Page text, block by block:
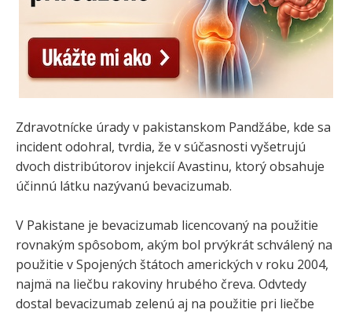
Zdravotnícke úrady v pakistanskom Pandžábe, kde sa
incident odohral, ​​tvrdia, že v súčasnosti vyšetrujú
dvoch distribútorov injekcií Avastinu, ktorý obsahuje
účinnú látku nazývanú bevacizumab.
V Pakistane je bevacizumab licencovaný na použitie
rovnakým spôsobom, akým bol prvýkrát schválený na
použitie v Spojených štátoch amerických v roku 2004,
najmä na liečbu rakoviny hrubého čreva. Odvtedy
dostal bevacizumab zelenú aj na použitie pri liečbe